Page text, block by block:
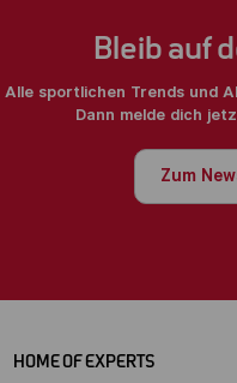
Bleib auf
Alle sportlichen Trends und
Dann melde dich
Zum
HOME OF EXPERTS